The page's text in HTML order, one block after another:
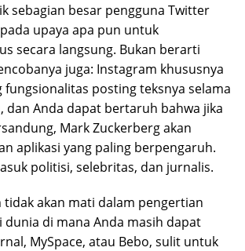
sebagian besar pengguna Twitter
upaya apa pun untuk
secara langsung. Bukan berarti
juga: Instagram khususnya
posting teksnya selama
dan Anda dapat bertaruh bahwa jika
Mark Zuckerberg akan
aplikasi yang paling berpengaruh.
politisi, selebritas, dan jurnalis.
akan mati dalam pengertian
dunia di mana Anda masih dapat
MySpace, atau Bebo, sulit untuk